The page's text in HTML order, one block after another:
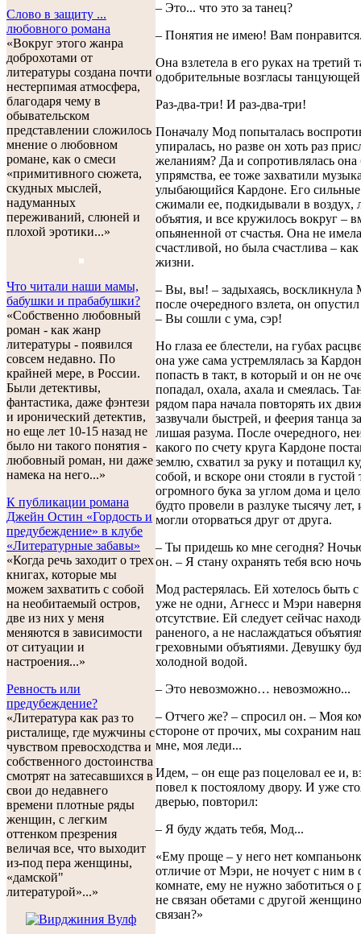
Слово в защиту ...
любовного романа
«Вокруг этого жанра
доброхотами от
литературы создана почти
нестерпимая атмосфера,
благодаря чему в
обывательском
представлении сложилось
мнение о любовном
романе, как о смеси
«примитивного сюжета,
скудных мыслей,
надуманных
переживаний, слюней и
плохой эротики...»
Что читали наши мамы,
бабушки и прабабушки?
«Собственно любовный
роман - как жанр
литературы - появился
совсем недавно. По
крайней мере, в России.
Были детективы,
фантастика, даже фэнтези
и иронический детектив,
но еще лет 10-15 назад не
было ни такого понятия -
любовный роман, ни даже
намека на него...»
К публикации романа
Джейн Остин «Гордость и
предубеждение» в клубе
«Литературные забавы»
«Когда речь заходит о трех
книгах, которые мы
можем захватить с собой
на необитаемый остров,
две из них у меня
меняются в зависимости
от ситуации и
настроения...»
Ревность или
предубеждение?
«Литература как раз то
ристалище, где мужчины с
чувством превосходства и
собственного достоинства
смотрят на затесавшихся в
свои до недавнего
времени плотные ряды
женщин, с легким
оттенком презрения
величая все, что выходит
из-под пера женщины,
«дамской"
литературой»...»
– Это... что это за танец?
– Понятия не имею! Вам
Она взлетела в его руках на третий
одобрительные возгласы
Раз-два-три! И раз-два-три!
Поначалу Мод попыталась
упиралась, но разве он хоть раз
желаниям? Да и сопротивлялась она
упрямства, ее тоже захватили
улыбающийся Кардоне. Его
сжимали ее, подкидывали в воздух,
объятия, и все кружилось вокруг –
опьяненной от счастья. Она не
счастливой, но была счастлива –
жизни.
– Вы, вы! – задыхаясь, воскликнула
после очередного взлета, он
– Вы сошли с ума, сэр!
Но глаза ее блестели, на губах
она уже сама устремлялась за
попасть в такт, в который и он не
попадал, охала, ахала и смеялась.
рядом пара начала повторять их
зазвучали быстрей, и феерия танца
лишая разума. После очередного,
какого по счету круга Кардоне
землю, схватил за руку и потащил
собой, и вскоре они стояли в густой
огромного бука за углом дома и
будто провели в разлуке тысячу лет,
могли оторваться друг от друга.
– Ты придешь ко мне сегодня?
он. – Я стану охранять тебя всю
Мод растерялась. Ей хотелось быть
уже не одни, Агнесс и Мэри
отсутствие. Ей следует сейчас
раненого, а не наслаждаться
греховными объятиями. Девушку
холодной водой.
– Это невозможно… невозможно...
– Отчего же? – спросил он. – Моя
стороне от прочих, мы сохраним
мне, моя леди...
Идем, – он еще раз поцеловал ее и,
повел к постоялому двору. И уже
дверью, повторил:
– Я буду ждать тебя, Мод...
«Ему проще – у него нет
отличие от Мэри, не ночует с ним в
комнате, ему не нужно заботиться о
не связан обетами с другой
связан?»